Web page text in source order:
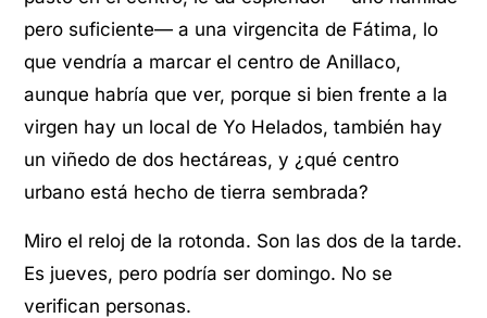
pero suficiente— a una virgencita de Fátima, lo
que vendría a marcar el centro de Anillaco,
aunque habría que ver, porque si bien frente a la
virgen hay un local de Yo Helados, también hay
un viñedo de dos hectáreas, y ¿qué centro
urbano está hecho de tierra sembrada?
Miro el reloj de la rotonda. Son las dos de la tarde.
Es jueves, pero podría ser domingo. No se
verifican personas.